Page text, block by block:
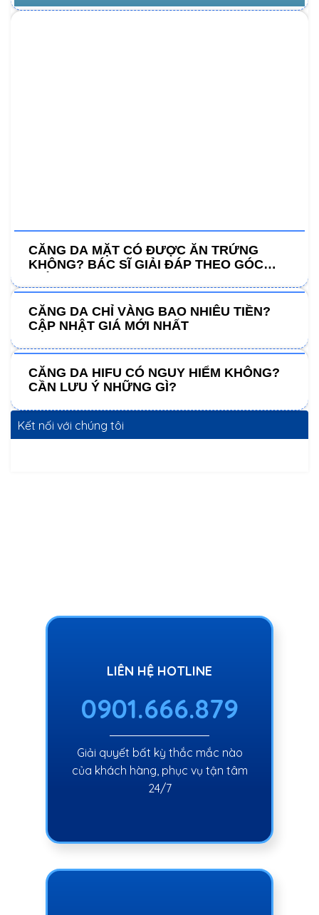
CĂNG DA MẶT CÓ ĐƯỢC ĂN TRỨNG
KHÔNG? BÁC SĨ GIẢI ĐÁP THEO GÓC
CĂNG DA CHỈ VÀNG BAO NHIÊU TIỀN?
CẬP NHẬT GIÁ MỚI NHẤT
CĂNG DA HIFU CÓ NGUY HIỂM KHÔNG?
CẦN LƯU Ý NHỮNG GÌ?
Kết nối với chúng tôi
LIÊN HỆ HOTLINE
0901.666.879
Giải quyết bất kỳ thắc mắc nào
của khách hàng, phục vụ tận tâm
24/7